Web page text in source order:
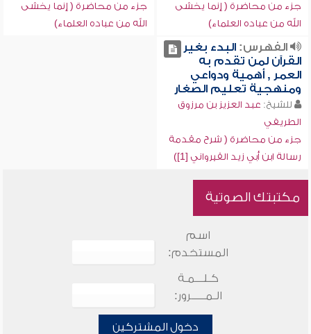
جزء من محاضرة ( إنما يخشى
الله من عباده العلماء)
جزء من محاضرة ( إنما يخشى
الله من عباده العلماء)
الفهرس:البدء بغير
القرآن لمن تقدم به
العمر , أهمية ودواعي
ومنهجية تعليم الصغار
للشيخ: عبد العزيز بن مرزوق
الطريفي
جزء من محاضرة ( شرح مقدمة
رسالة ابن أبي زيد القيرواني [1])
مكتبتك الصوتية
اسم
المستخدم:
كـلـــمـة
الـمـــــرور:
دخول المشتركين